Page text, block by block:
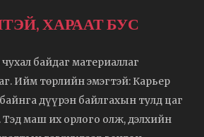
ХАРААТ БУС
байдаг материаллаг
Ийм төрлийн эмэгтэй: Карьер
дүүрэн байлгахын тулд цаг
Тэд маш их орлого олж, дэлхийн